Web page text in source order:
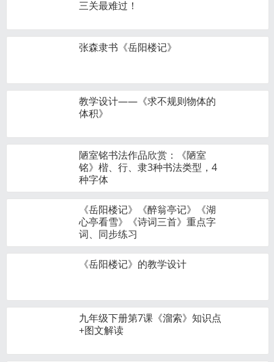
三关最难过！
张森隶书《岳阳楼记》
教学设计——《求不规则物体的
体积》
陋室铭书法作品欣赏：《陋室
铭》楷、行、隶3种书法类型，4
种字体
《岳阳楼记》《醉翁亭记》《湖
心亭看雪》《诗词三首》重点字
词、同步练习
《岳阳楼记》的教学设计
九年级下册第7课《溜索》知识点
+图文解读